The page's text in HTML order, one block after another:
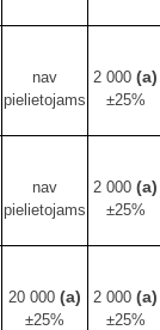
nav
pielietojams
2 000 (a)
±25%
nav
pielietojams
2 000 (a)
±25%
20 000 (a)
±25%
2 000 (a)
±25%